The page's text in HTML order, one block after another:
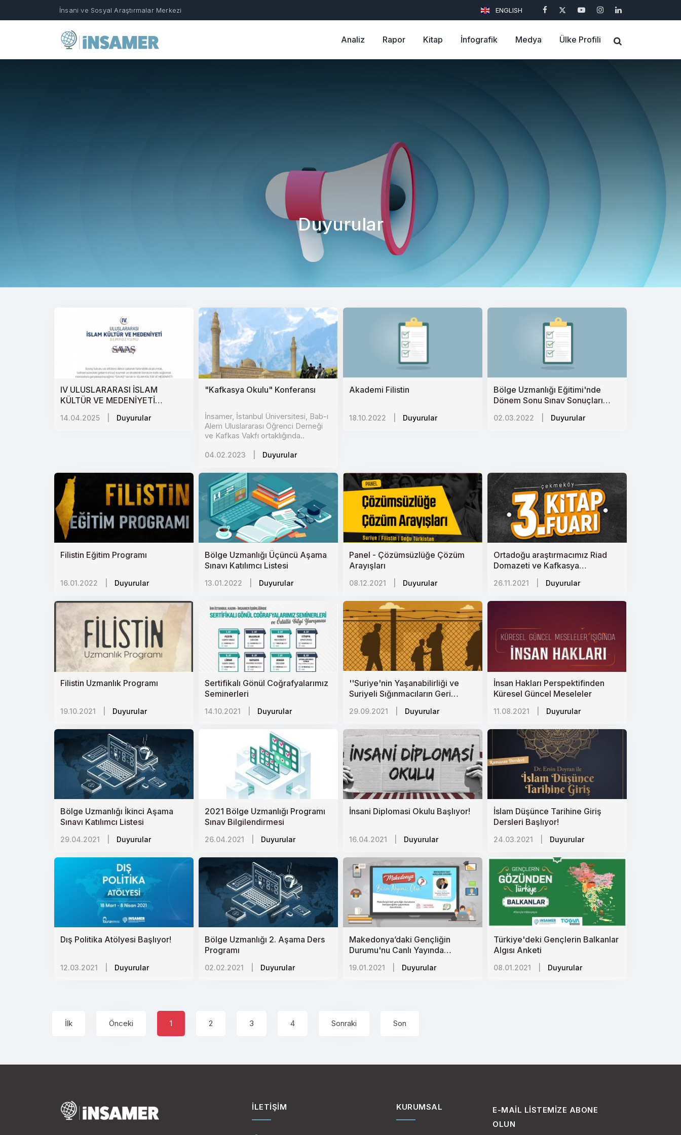
İnsani ve Sosyal Araştırmalar Merkezi ENGLISH
Analiz Rapor Kitap İnfografik Medya Ülke Profili
Duyurular
IV ULUSLARARASI İSLAM
KÜLTÜR VE MEDENİYETİ
SEMPOZYUMU “SAVAŞ”
14.04.2025 Duyurular
"Kafkasya Okulu" Konferansı
İnsamer, İstanbul Üniversitesi, Bab-ı
Alem Uluslararası Öğrenci Derneği
ve Kafkas Vakfı ortaklığında..
04.02.2023 Duyurular
Akademi Filistin
18.10.2022 Duyurular
Bölge Uzmanlığı Eğitimi'nde
Dönem Sonu Sınav Sonuçları
02.03.2022 Duyurular
Filistin Eğitim Programı
16.01.2022 Duyurular
Bölge Uzmanlığı Üçüncü Aşama
Sınavı Katılımcı Listesi
13.01.2022 Duyurular
Panel - Çözümsüzlüğe Çözüm
Arayışları
08.12.2021 Duyurular
Ortadoğu araştırmacımız Riad
Domazeti ve Kafkasya
araştırmacımız Muhammed
Akhiyadov söyleşi
26.11.2021 Duyurular
Filistin Uzmanlık Programı
19.10.2021 Duyurular
Sertifikalı Gönül Coğrafyalarımız
Seminerleri
14.10.2021 Duyurular
''Suriye'nin Yaşanabilirliği ve
Suriyeli Sığınmacıların Geri
Dönüşü'' Programı Bu Akşam
29.09.2021 Duyurular
İnsan Hakları Perspektifinden
Küresel Güncel Meseleler
11.08.2021 Duyurular
Bölge Uzmanlığı İkinci Aşama
Sınavı Katılımcı Listesi
29.04.2021 Duyurular
2021 Bölge Uzmanlığı Programı
Sınav Bilgilendirmesi
26.04.2021 Duyurular
İnsani Diplomasi Okulu Başlıyor!
16.04.2021 Duyurular
İslam Düşünce Tarihine Giriş
Dersleri Başlıyor!
24.03.2021 Duyurular
Dış Politika Atölyesi Başlıyor!
12.03.2021 Duyurular
Bölge Uzmanlığı 2. Aşama Ders
Programı
02.02.2021 Duyurular
Makedonya’daki Gençliğin
Durumu'nu Canlı Yayında
Konuşuyoruz!
19.01.2021 Duyurular
Türkiye'deki Gençlerin Balkanlar
Algısı Anketi
08.01.2021 Duyurular
İlk Önceki 1 2 3 4 Sonraki Son
İLETIŞIM KURUMSAL
E-MAIL LISTEMIZE ABONE
OLUN